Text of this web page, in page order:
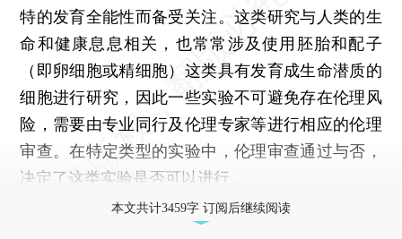
特的发育全能性而备受关注。这类研究与人类的生
命和健康息息相关，也常常涉及使用胚胎和配子
（即卵细胞或精细胞）这类具有发育成生命潜质的
细胞进行研究，因此一些实验不可避免存在伦理风
险，需要由专业同行及伦理专家等进行相应的伦理
审查。在特定类型的实验中，伦理审查通过与否，
决定了这类实验是否可以进行。
本文共计3459字 订阅后继续阅读